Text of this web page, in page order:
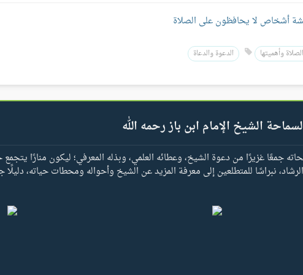
أشخاص لا يحافظون على الصلاة
وأهميتها الدعوة والدعاة
الشيخ الإمام ابن باز رحمه الله
جمعًا غزيرًا من دعوة الشيخ، وعطائه العلمي، وبذله المعرفي؛ ليكون منارًا يتجمع
نبراسًا للمتطلعين إلى معرفة المزيد عن الشيخ وأحواله ومحطات حياته، دليلًا